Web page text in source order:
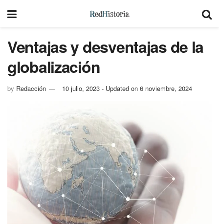
Ventajas y desventajas de la
globalización
by Redacción 10 julio, 2023 - Updated on 6 noviembre, 2024